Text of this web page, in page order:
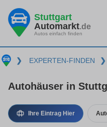
Stuttgart
Automarkt.de
Autos einfach finden
❯ EXPERTEN-FINDEN ❯
Autohäuser in
Ihre Eintrag Hier